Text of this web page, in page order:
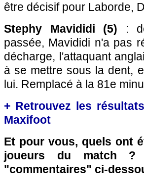
être décisif pour Laborde,
Stephy Mavididi (5) :
passée, Mavididi n'a pas
décharge, l'attaquant
à se mettre sous la dent,
lui. Remplacé à la 81e
+ Retrouvez les
Maxifoot
Et pour vous, quels ont
joueurs du match ?
"commentaires" ci-